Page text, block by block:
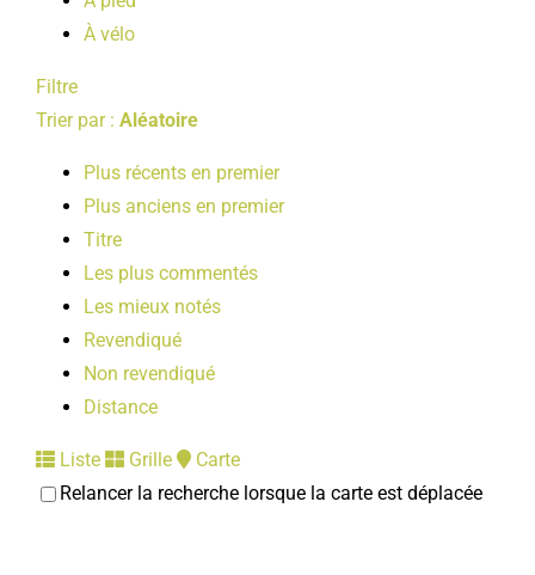
À vélo
Filtre
Trier par : Aléatoire
Plus récents en premier
Plus anciens en premier
Titre
Les plus commentés
Les mieux notés
Revendiqué
Non revendiqué
Distance
Liste Grille
Carte
Relancer la recherche lorsque la carte est déplacée